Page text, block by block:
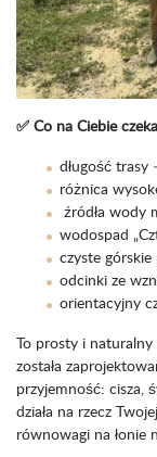
✅ Co na Ciebie
długość trasy
różnica
źródła
wodospad
czyste górskie
odcinki ze
orientacyjny
To prosty i naturalny
została
przyjemność: cisza,
działa na rzecz
równowagi na łonie